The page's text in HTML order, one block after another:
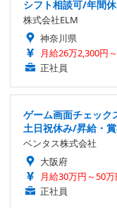
シフト相談可/年間
株式会社ELM
神奈川県
月給26万2,300円
正社員
ゲーム画面チェッ
土日祝休み/昇給・
ベンタス株式会社
大阪府
月給30万円～50万
正社員